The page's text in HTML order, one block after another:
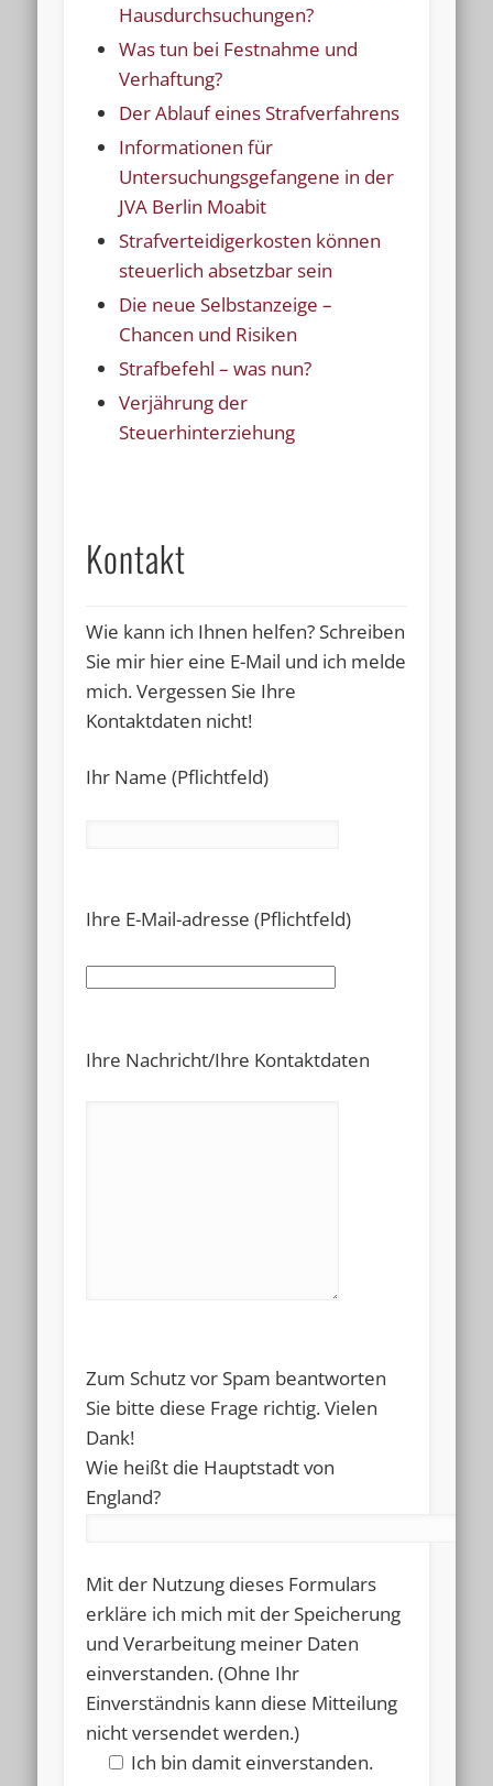
Hausdurchsuchungen?
Was tun bei Festnahme und
Verhaftung?
Der Ablauf eines Strafverfahrens
Informationen für
Untersuchungsgefangene in der
JVA Berlin Moabit
Strafverteidigerkosten können
steuerlich absetzbar sein
Die neue Selbstanzeige –
Chancen und Risiken
Strafbefehl – was nun?
Verjährung der
Steuerhinterziehung
Kontakt
Wie kann ich Ihnen helfen? Schreiben
Sie mir hier eine E-Mail und ich melde
mich.Vergessen Sie Ihre
Kontaktdaten nicht!
Ihr Name (Pflichtfeld)
leave
Ihre E-Mail-adresse (Pflichtfeld)
leave
Ihre Nachricht/Ihre Kontaktdaten
leave
this
field
empty.
Zum Schutz vor Spam beantworten
Sie bitte diese Frage richtig. Vielen
Dank!
Wie heißt die Hauptstadt von
England?
Mit der Nutzung dieses Formulars
erkläre ich mich mit der Speicherung
und Verarbeitung meiner Daten
einverstanden. (Ohne Ihr
Einverständnis kann diese Mitteilung
nicht versendet werden.)
Ich bin damit einverstanden.